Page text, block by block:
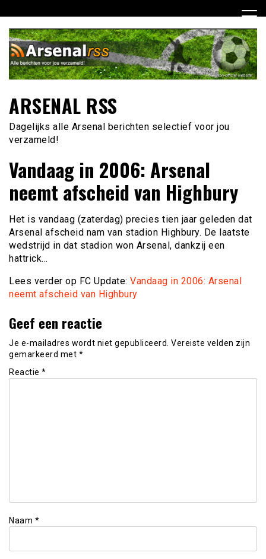
naar
inhoud
ARSENAL RSS
Dagelijks alle Arsenal berichten selectief voor jou
verzameld!
Vandaag in 2006: Arsenal
neemt afscheid van Highbury
Het is vandaag (zaterdag) precies tien jaar geleden dat
Arsenal afscheid nam van stadion Highbury. De laatste
wedstrijd in dat stadion won Arsenal, dankzij een
hattrick…
Lees verder op FC Update: Vandaag in 2006: Arsenal
neemt afscheid van Highbury
Geef een reactie
Je e-mailadres wordt niet gepubliceerd. Vereiste velden zijn
gemarkeerd met *
Reactie *
Naam *